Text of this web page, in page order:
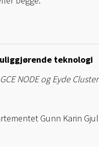
teknologi
NODE og Eyde Cluster
Gunn Karin Gjul